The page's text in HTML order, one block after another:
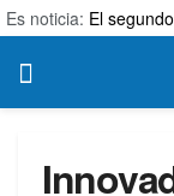
Es noticia: El